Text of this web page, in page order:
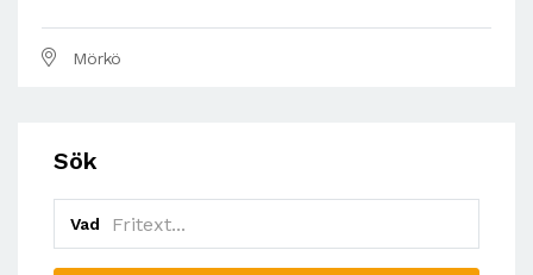
Sök
Vad
Mörkö